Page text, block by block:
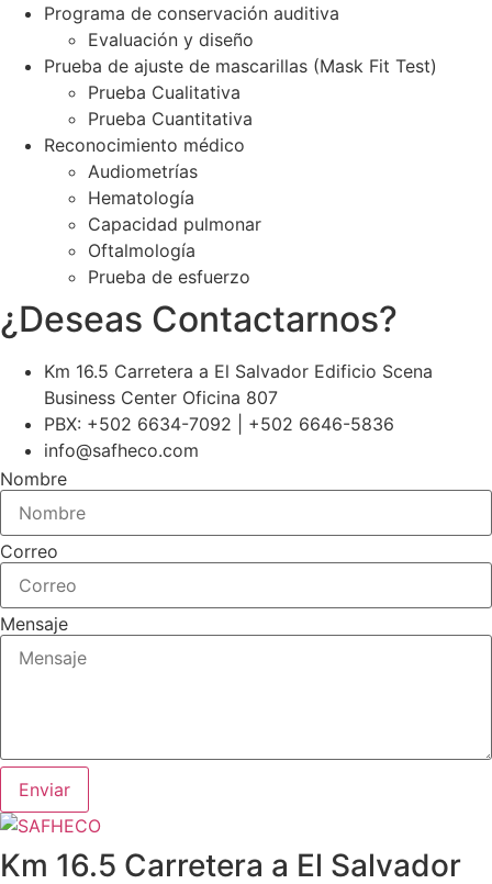
Programa de conservación auditiva
Evaluación y diseño
Prueba de ajuste de mascarillas (Mask Fit Test)
Prueba Cualitativa
Prueba Cuantitativa
Reconocimiento médico
Audiometrías
Hematología
Capacidad pulmonar
Oftalmología
Prueba de esfuerzo
¿Deseas Contactarnos?
Km 16.5 Carretera a El Salvador Edificio Scena
Business Center Oficina 807
PBX: +502 6634-7092 | +502 6646-5836
info@safheco.com
Nombre
Correo
Mensaje
Enviar
Km 16.5 Carretera a El Salvador